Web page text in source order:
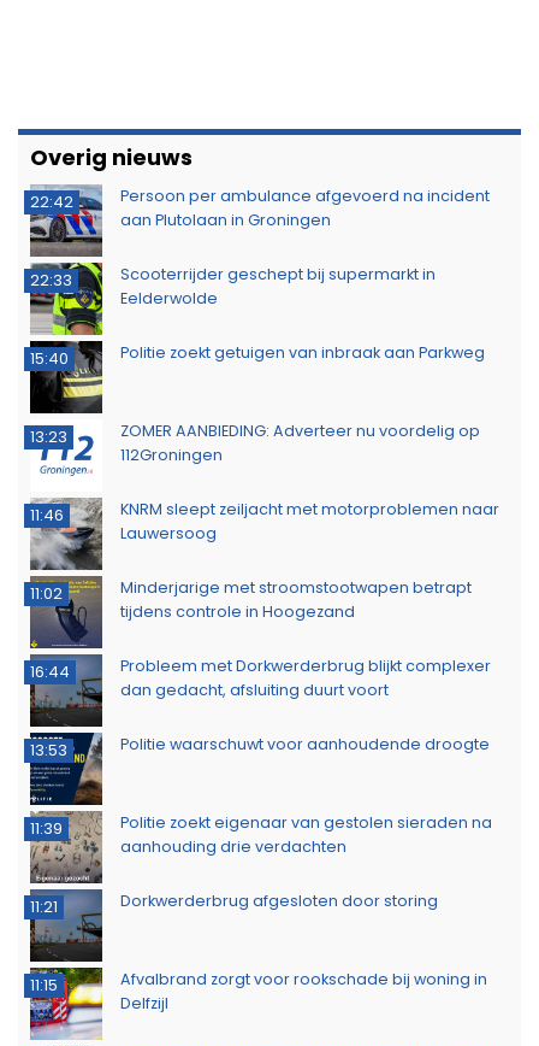
Overig nieuws
22:42
Persoon per ambulance afgevoerd na incident
aan Plutolaan in Groningen
22:33
Scooterrijder geschept bij supermarkt in
Eelderwolde
15:40 Politie zoekt getuigen van inbraak aan Parkweg
13:23
ZOMER AANBIEDING: Adverteer nu voordelig op
112Groningen
11:46
KNRM sleept zeiljacht met motorproblemen naar
Lauwersoog
11:02
Minderjarige met stroomstootwapen betrapt
tijdens controle in Hoogezand
16:44
Probleem met Dorkwerderbrug blijkt complexer
dan gedacht, afsluiting duurt voort
13:53 Politie waarschuwt voor aanhoudende droogte
11:39
Politie zoekt eigenaar van gestolen sieraden na
aanhouding drie verdachten
11:21 Dorkwerderbrug afgesloten door storing
11:15
Afvalbrand zorgt voor rookschade bij woning in
Delfzijl